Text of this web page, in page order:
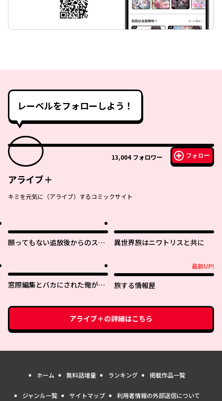
レーベルをフォローしよう！
13,004 フォロワー フォロー
アライブ＋
キミを元気に（アライブ）するコミックサイト
願ってもない追放後からのスロ
り行きで美少女ギャルの師匠に
なったらなぜかめちゃくちゃ懐
かれた〜
異世界旅はニワトリスと共に
窓際編集とバカにされた俺が、
た
最新UP!
旅する情報屋
アライブ＋の詳細はこちら
ホーム 無料話増量 ランキング 掲載作品一覧
ジャンル一覧 サイトマップ 利用者情報の外部送信について